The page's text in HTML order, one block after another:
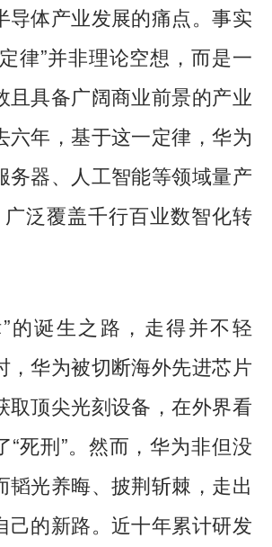
导体产业发展的痛点。事实
律”并非理论空想，而是一
且具备广阔商业前景的产业
六年，基于这一定律，华为
务器、人工智能等领域量产
泛覆盖千行百业数智化转
诞生之路，走得并不轻
，华为被切断海外先进芯片
取顶尖光刻设备，在外界看
“死刑”。然而，华为非但没
韬光养晦、披荆斩棘，走出
己的新路。近十年累计研发